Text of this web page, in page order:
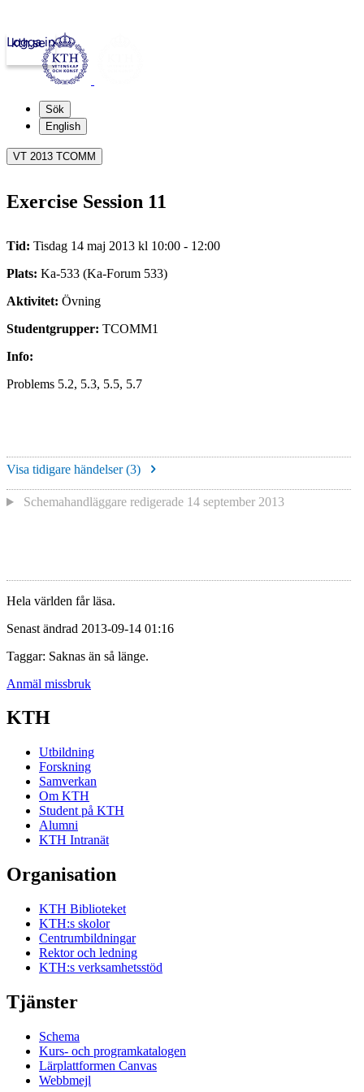
kth.se
Logga in
Sök
English
VT 2013 TCOMM
Exercise Session 11
Tid: Tisdag 14 maj 2013 kl 10:00 - 12:00
Plats: Ka-533 (Ka-Forum 533)
Aktivitet: Övning
Studentgrupper: TCOMM1
Info:
Problems 5.2, 5.3, 5.5, 5.7
Visa tidigare händelser (3)
Schemahandläggare redigerade 14 september 2013
Hela världen får läsa.
Senast ändrad 2013-09-14 01:16
Taggar: Saknas än så länge.
Anmäl missbruk
KTH
Utbildning
Forskning
Samverkan
Om KTH
Student på KTH
Alumni
KTH Intranät
Organisation
KTH Biblioteket
KTH:s skolor
Centrumbildningar
Rektor och ledning
KTH:s verksamhetsstöd
Tjänster
Schema
Kurs- och programkatalogen
Lärplattformen Canvas
Webbmejl